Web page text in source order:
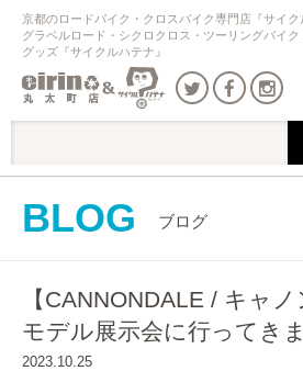
京都のロードバイク・クロスバイク専門店『サイ
グラベルロード・シクロクロス・ツーリングバイ
グッズ『サイクルハテナ』
BLOG ブログ
【CANNONDALE / キャ
モデル展示会に行ってき
2023.10.25